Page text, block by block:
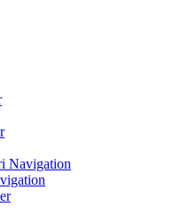
Navigation